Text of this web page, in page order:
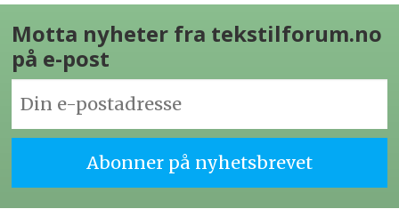
Motta nyheter fra tekstilforum.no
på e-post